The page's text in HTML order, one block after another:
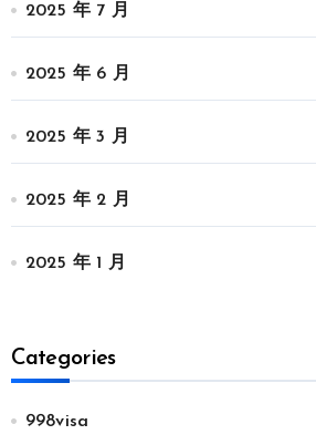
2025 年 7 月
2025 年 6 月
2025 年 3 月
2025 年 2 月
2025 年 1 月
Categories
998visa